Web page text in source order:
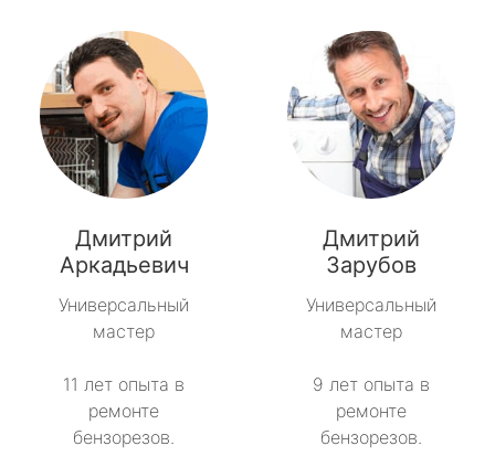
Дмитрий
Аркадьевич
Универсальный
мастер
11 лет опыта в
ремонте
бензорезов.
Дмитрий
Зарубов
Универсальный
мастер
9 лет опыта в
ремонте
бензорезов.